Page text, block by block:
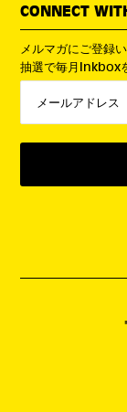
CONNECT
メルマガにご登録
抽選で毎月Inkbox